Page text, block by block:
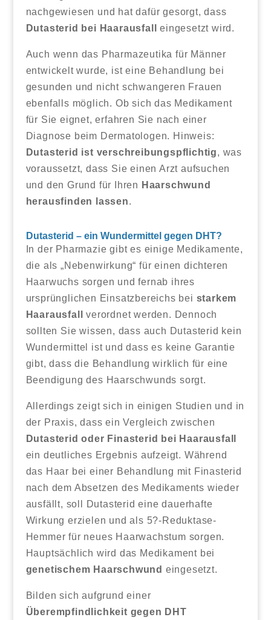
nachgewiesen und hat dafür gesorgt, dass
Dutasterid bei Haarausfall
eingesetzt wird.
Auch wenn das Pharmazeutika für Männer
entwickelt wurde, ist eine Behandlung bei
gesunden und nicht schwangeren Frauen
ebenfalls möglich. Ob sich das Medikament
für Sie eignet, erfahren Sie nach einer
Diagnose beim Dermatologen. Hinweis:
Dutasterid ist verschreibungspflichtig, was
voraussetzt, dass Sie einen Arzt aufsuchen
und den Grund für Ihren Haarschwund
herausfinden lassen.
Dutasterid – ein Wundermittel gegen DHT?
In der Pharmazie gibt es einige Medikamente,
die als „Nebenwirkung“ für einen dichteren
Haarwuchs sorgen und fernab ihres
ursprünglichen Einsatzbereichs bei starkem
Haarausfall
verordnet werden. Dennoch
sollten Sie wissen, dass auch Dutasterid kein
Wundermittel ist und dass es keine Garantie
gibt, dass die Behandlung wirklich für eine
Beendigung des Haarschwunds sorgt.
Allerdings zeigt sich in einigen Studien und in
der Praxis, dass ein Vergleich zwischen
Dutasterid oder Finasterid bei Haarausfall
ein deutliches Ergebnis aufzeigt. Während
das Haar bei einer Behandlung mit Finasterid
nach dem Absetzen des Medikaments wieder
ausfällt, soll Dutasterid eine dauerhafte
Wirkung erzielen und als 5?-Reduktase-
Hemmer für neues Haarwachstum sorgen.
Hauptsächlich wird das Medikament bei
genetischem Haarschwund eingesetzt.
Bilden sich aufgrund einer
Überempfindlichkeit gegen DHT